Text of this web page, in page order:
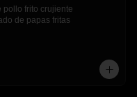
pollo frito crujiente
de papas fritas